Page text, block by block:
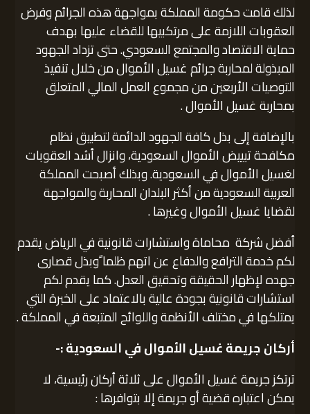
لذلك قامت حكومة المملكة بمواجهة هذه الجرائم وفرض
العقوبات اللازمة على مرتكبيها للقضاء عليها بهدف
حماية الاقتصاد والمجتمع السعودي. حتى تزداد الجهود
المبذولة لمحاربة جرائم غسيل الأموال من خلال تنفيذ
التوصيات الأربعين من مجموع العمل المالي المتعلق
بمحاربة غسيل الأموال .
بالإضافة إلى بذل كافة الجهود الدائمة لتطبيق نظام
مكافحة تبييض الأموال السعودية، وانزال أشد العقوبات
لغسيل الأموال في السعودية. وبذلك أصبحت المملكة
العربية السعودية من أكثر البلدان المحاربة والمواجهة
لقضايا غسيل الأموال وغيرها .
أفضل شركة محاماة واستشارات قانونية في الرياض يقدم
لكم خدمة الترافع والدفاع عن اتهم ظلما ًوبذل قصارى
جهده لإظهار الحقيقة وتحقيق العدل. كما يقدم لكم
استشارات قانونية بجودة عالية بالاعتماد على الخبرة التي
يمتلكها في مختلف الأنظمة واللوائح المتبعة في المملكة .
أركان جريمة غسيل الأموال في السعودية :-
ترتكز جريمة غسيل الأموال على ثلاثة أركان رئيسية، لا
يمكن اعتباره قضية أو جريمة إلا بتوافرها :